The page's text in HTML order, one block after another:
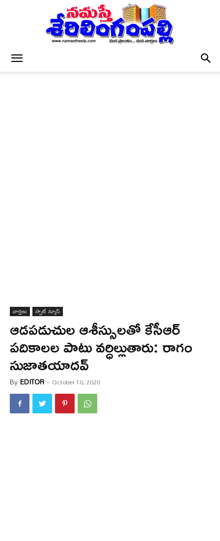
వార్త‌లు స్పాట్ న్యూస్
ఆడ‌ప‌డుచుల ఆశీస్సుల‌తో కేసీఆర్
ప‌దికాల‌ల పాటు వ‌ర్ధిల్లుతారు: రాగం
సుజాత‌యాద‌వ్
ByEDITOR - October 10, 2020